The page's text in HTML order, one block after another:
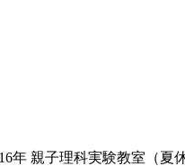
年 親子理科実験教室（夏